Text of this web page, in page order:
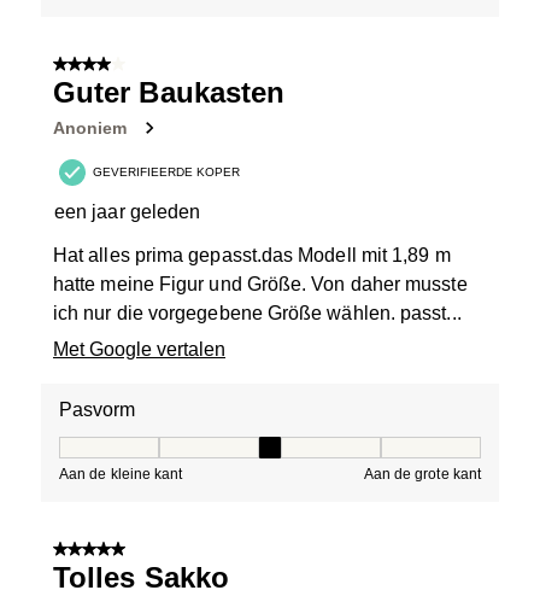
4 van 5 sterren.
Guter Baukasten
Anoniem
GEVERIFIEERDE KOPER
een jaar geleden
Hat alles prima gepasst.das Modell mit 1,89 m
hatte meine Figur und Größe. Von daher musste
ich nur die vorgegebene Größe wählen. passt...
Met Google vertalen
Pasvorm
Aan de kleine kant Aan de grote kant
5 van 5 sterren.
Tolles Sakko